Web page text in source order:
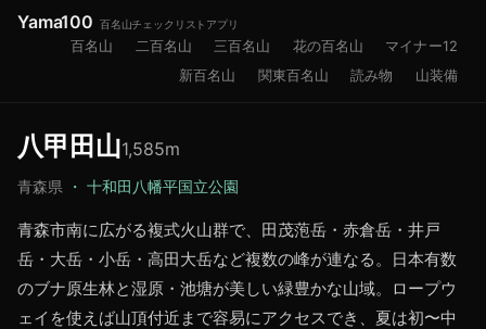
Yama100 百名山チェックリストアプリ
百名山 二百名山 三百名山 花の百名山
マイナー12
新百名山
関東百名山 読み物 山装備
八甲田山1,585m
青森県 ・ 十和田八幡平国立公園
青森市南に広がる複式火山群で、田茂萢岳・赤倉岳・井戸
岳・大岳・小岳・高田大岳など複数の峰が連なる。日本有数
のブナ原生林と湿原・池塘が美しい緑豊かな山域。ロープウ
ェイを使えば山頂付近まで容易にアクセスでき、夏は初〜中